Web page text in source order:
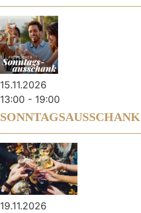
15.11.2026
13:00 - 19:00
SONNTAGSAUSSCHANK
19.11.2026